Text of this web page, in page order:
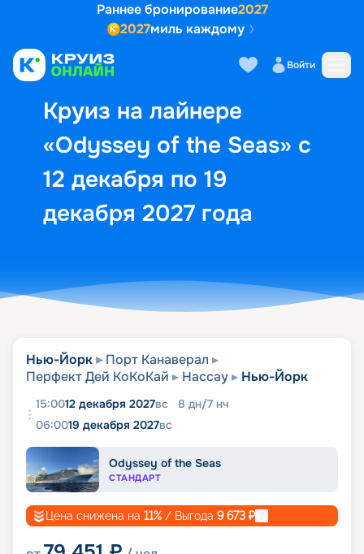
Раннее бронирование2027
2027миль каждому
Войти
Круиз на лайнере
«Odyssey of the Seas» с
12 декабря по 19
декабря 2027 года
Выбор кают Маршрут и
Нью-Йорк
Порт Канаверал
Перфект Дей КоКоКай
Нассау Нью-Йорк
15:0012 декабря 2027вс 8 дн/7 нч
06:0019 декабря 2027вс
Odyssey of the Seas
СТАНДАРТ
Цена снижена на 11% / Выгода 9 673 ₽